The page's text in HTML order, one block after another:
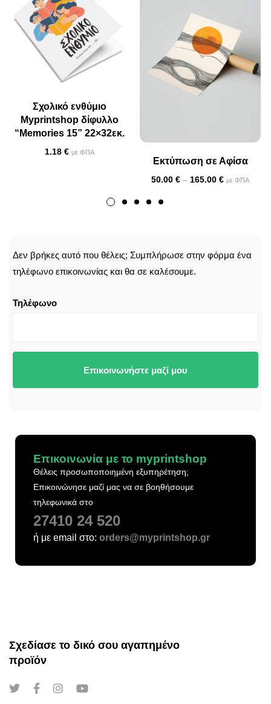
Σχολικό ενθύμιο
Myprintshop δίφυλλο
“Memories 15” 22×32εκ.
1.18 € με ΦΠΑ
Εκτύπωση σε Αφίσα
50.00 € – 165.00 € με ΦΠΑ
Δεν βρήκες αυτό που θέλεις; Συμπλήρωσε στην φόρμα ένα
τηλέφωνο επικοινωνίας και θα σε καλέσουμε.
Τηλέφωνο
Επικοινωνήστε μαζί μου
Επικοινωνία με το myprintshop
Θέλεις προσωποποιημένη εξυπηρέτηση;
Επικοινώνησε μαζί μας να σε βοηθήσουμε
τηλεφωνικά στο
27410 24 520
ή με email στο: orders@myprintshop.gr
Σχεδίασε το δικό σου αγαπημένο
προϊόν